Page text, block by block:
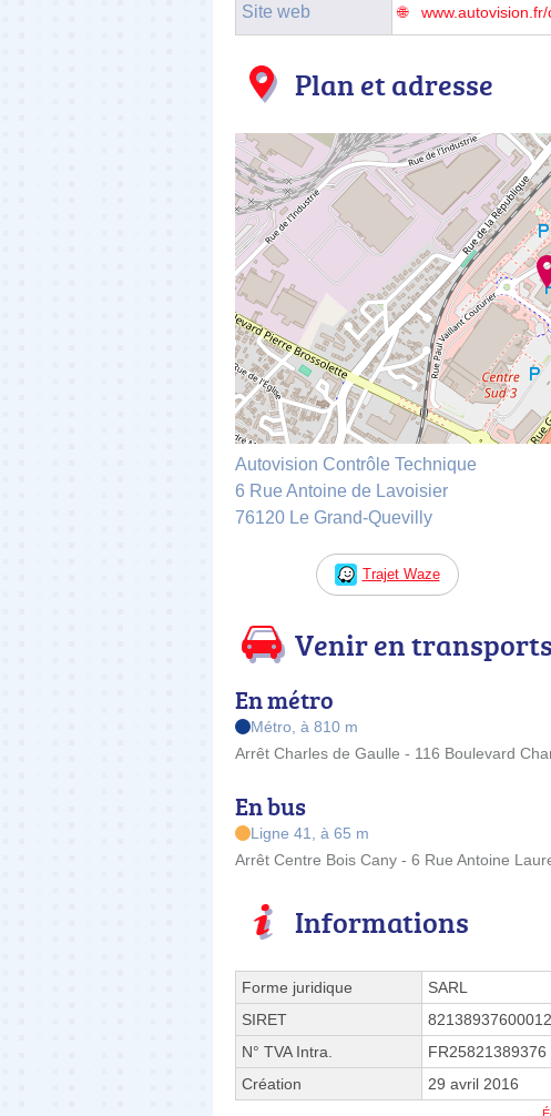
Site web
Plan et adresse
Autovision Contrôle Technique
6 Rue Antoine de Lavoisier
76120 Le Grand-Quevilly
Trajet Waze
Venir en
En métro
Métro, à 810 m
Arrêt Charles de Gaulle - 116 Boulevard
En bus
Ligne 41, à 65 m
Arrêt Centre Bois Cany - 6 Rue Antoine
Informations
Forme juridique
SARL
SIRET
82138937600012
N° TVA Intra.
FR25821389376
Création
29 avril 2016